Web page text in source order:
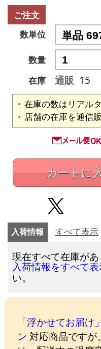
ご注文
数単位
数量
在庫
通販 15
在庫の数はリアル
店舗の在庫を通信
カートに
入荷情報 すべて表示
現在すべて在庫があ
入荷情報をすべて
い。
「浮かせてお届
ン 対応商品ですが